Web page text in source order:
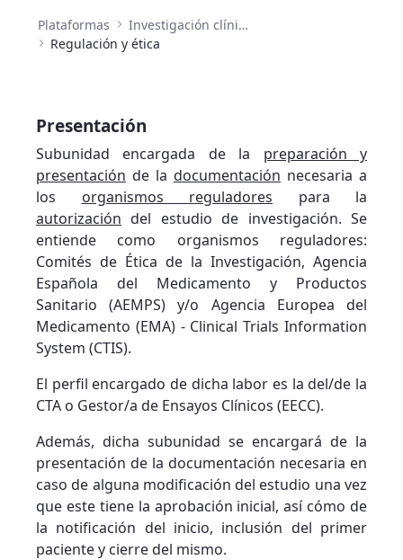
Plataformas
Investigación clínica y ensayos clínicos
Regulación y ética
Presentación
Subunidad encargada de la preparación y
presentación de la documentación necesaria a
los organismos reguladores para la
autorización del estudio de investigación. Se
entiende como organismos reguladores:
Comités de Ética de la Investigación, Agencia
Española del Medicamento y Productos
Sanitario (AEMPS) y/o Agencia Europea del
Medicamento (EMA) - Clinical Trials Information
System (CTIS).
El perfil encargado de dicha labor es la del/de la
CTA o Gestor/a de Ensayos Clínicos (EECC).
Además, dicha subunidad se encargará de la
presentación de la documentación necesaria en
caso de alguna modificación del estudio una vez
que este tiene la aprobación inicial, así cómo de
la notificación del inicio, inclusión del primer
paciente y cierre del mismo.